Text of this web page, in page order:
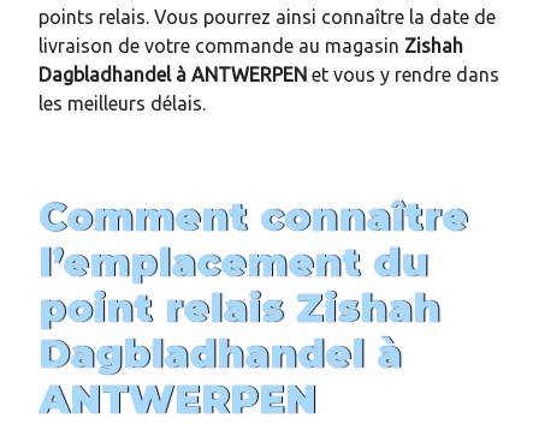
points relais. Vous pourrez ainsi connaître la date de
livraison de votre commande au magasin Zishah
Dagbladhandel à ANTWERPEN et vous y rendre dans
les meilleurs délais.
Comment connaître
l’emplacement du
point relais Zishah
Dagbladhandel à
ANTWERPEN